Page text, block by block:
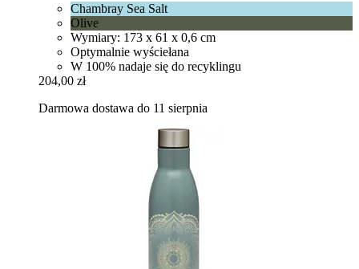
Chambray Sea Salt
Olive
Wymiary: 173 x 61 x 0,6 cm
Optymalnie wyściełana
W 100% nadaje się do recyklingu
204,00 zł
Darmowa dostawa do 11 sierpnia